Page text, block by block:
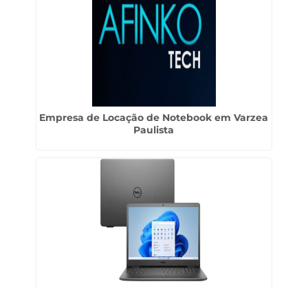
Empresa de Locação de Notebook em Varzea
Paulista